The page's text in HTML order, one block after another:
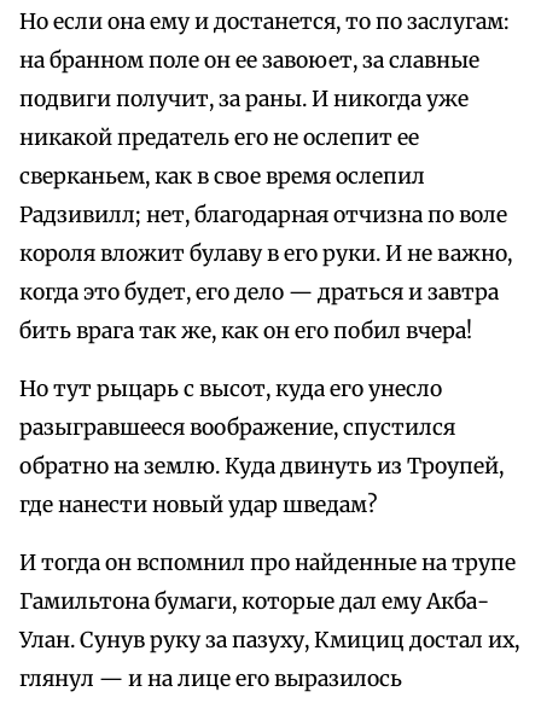
Но если она ему и достанется, то по заслугам:
на бранном поле он ее завоюет, за славные
подвиги получит, за раны. И никогда уже
никакой предатель его не ослепит ее
сверканьем, как в свое время ослепил
Радзивилл; нет, благодарная отчизна по воле
короля вложит булаву в его руки. И не важно,
когда это будет, его дело — драться и завтра
бить врага так же, как он его побил вчера!
Но тут рыцарь с высот, куда его унесло
разыгравшееся воображение, спустился
обратно на землю. Куда двинуть из Троупей,
где нанести новый удар шведам?
И тогда он вспомнил про найденные на трупе
Гамильтона бумаги, которые дал ему Акба-
Улан. Сунув руку за пазуху, Кмициц достал их,
глянул — и на лице его выразилось